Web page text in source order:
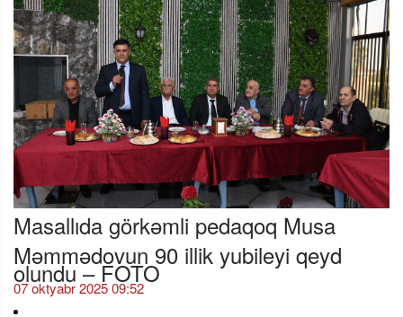
Masallıda görkəmli pedaqoq Musa
Məmmədovun 90 illik yubileyi qeyd
olundu – FOTO
07 oktyabr 2025 09:52